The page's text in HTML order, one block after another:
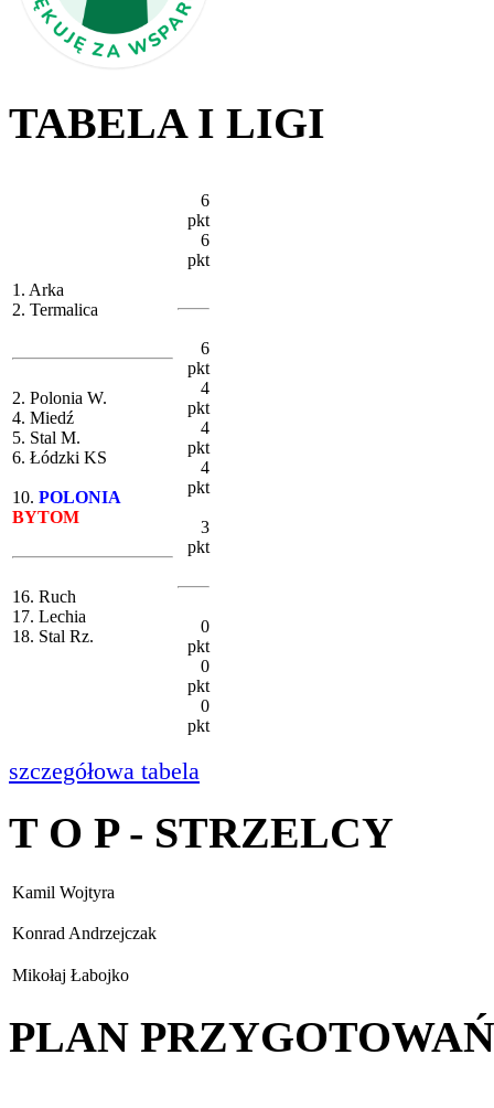
TABELA I LIGI
1. Arka
2. Termalica
2. Polonia W.
4. Miedź
5. Stal M.
6. Łódzki KS
10. POLONIA
BYTOM
16. Ruch
17. Lechia
18. Stal Rz.
6
pkt
6
pkt
6
pkt
4
pkt
4
pkt
4
pkt
3
pkt
0
pkt
0
pkt
0
pkt
szczegółowa tabela
T O P - STRZELCY
Kamil Wojtyra
Konrad Andrzejczak
Mikołaj Łabojko
PLAN PRZYGOTOWAŃ